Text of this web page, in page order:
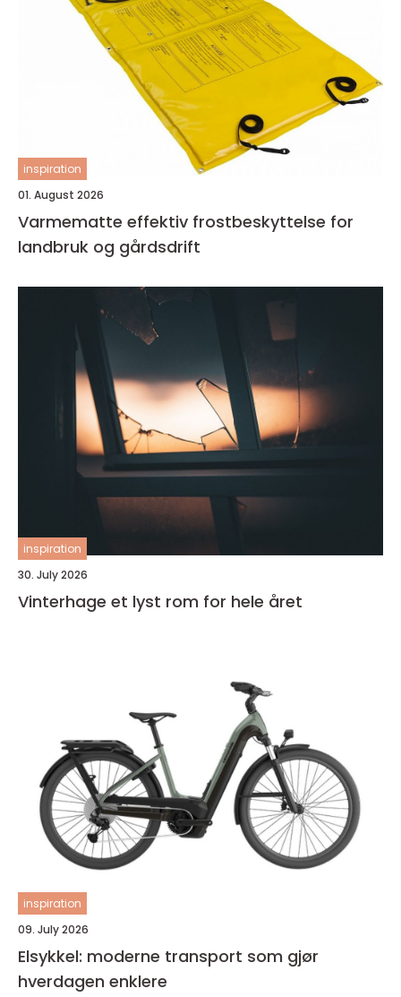
inspiration
01. August 2026
Varmematte effektiv frostbeskyttelse for
landbruk og gårdsdrift
inspiration
30. July 2026
Vinterhage et lyst rom for hele året
inspiration
09. July 2026
Elsykkel: moderne transport som gjør
hverdagen enklere